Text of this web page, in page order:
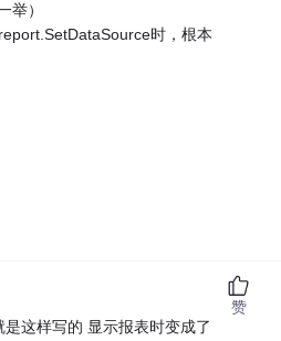
举）
时，根本
这样写的 显示报表时变成了
赞